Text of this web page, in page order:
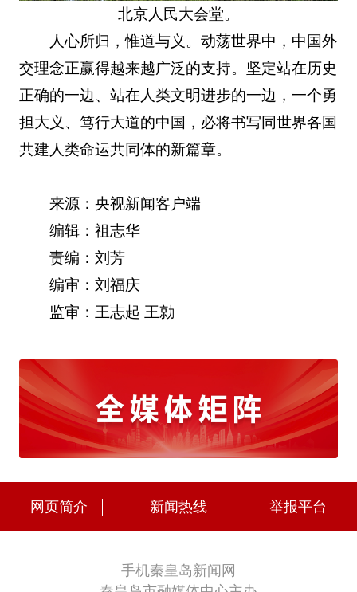
北京人民大会堂。
人心所归，惟道与义。动荡世界中，中国外
交理念正赢得越来越广泛的支持。坚定站在历史
正确的一边、站在人类文明进步的一边，一个勇
担大义、笃行大道的中国，必将书写同世界各国
共建人类命运共同体的新篇章。
来源：央视新闻客户端
编辑：祖志华
责编：刘芳
编审：刘福庆
监审：王志起 王勍
网页简介 新闻热线 举报平台
手机秦皇岛新闻网